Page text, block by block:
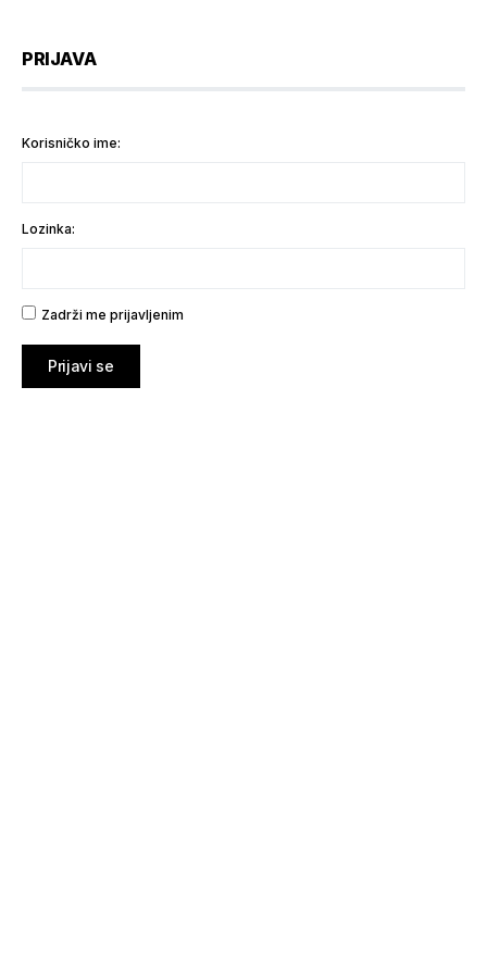
PRIJAVA
Korisničko ime:
Lozinka:
Zadrži me prijavljenim
Prijavi se